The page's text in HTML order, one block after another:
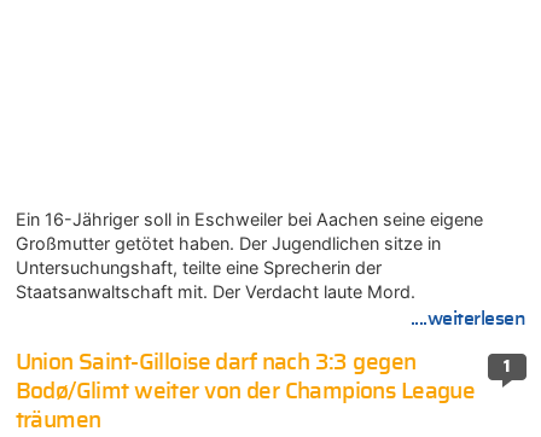
Ein 16-Jähriger soll in Eschweiler bei Aachen seine eigene
Großmutter getötet haben. Der Jugendlichen sitze in
Untersuchungshaft, teilte eine Sprecherin der
Staatsanwaltschaft mit. Der Verdacht laute Mord.
....weiterlesen
1
Union Saint-Gilloise darf nach 3:3 gegen
Bodø/Glimt weiter von der Champions League
träumen